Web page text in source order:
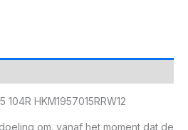
104R HKM1957015RRW12
om. vanaf het moment dat de